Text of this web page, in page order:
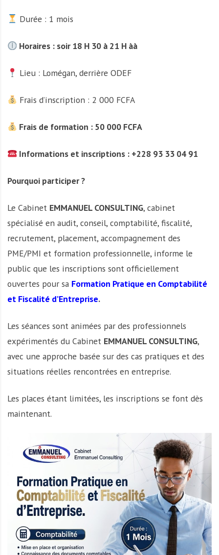
Durée : 1 mois
Horaires : soir 18 H 30 à 21 H àà
Lieu : Lomégan, derrière ODEF
Frais d’inscription : 2 000 FCFA
Frais de formation : 50 000 FCFA
Informations et inscriptions : +228 93 33 04 91
Pourquoi participer ?
Le Cabinet EMMANUEL CONSULTING, cabinet
spécialisé en audit, conseil, comptabilité, fiscalité,
recrutement, placement, accompagnement des
PME/PMI et formation professionnelle, informe le
public que les inscriptions sont officiellement
ouvertes pour sa Formation Pratique en Comptabilité
et Fiscalité d’Entreprise.
Les séances sont animées par des professionnels
expérimentés du Cabinet EMMANUEL CONSULTING,
avec une approche basée sur des cas pratiques et des
situations réelles rencontrées en entreprise.
Les places étant limitées, les inscriptions se font dès
maintenant.